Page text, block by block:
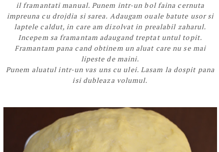
il framantati manual. Punem intr-un bol faina cernuta
impreuna cu drojdia si sarea. Adaugam ouale batute usor si
laptele caldut, in care am dizolvat in prealabil zaharul.
Incepem sa framantam adaugand treptat untul topit.
Framantam pana cand obtinem un aluat care nu se mai
lipeste de maini.
Punem aluatul intr-un vas uns cu ulei. Lasam la dospit pana
isi dubleaza volumul.